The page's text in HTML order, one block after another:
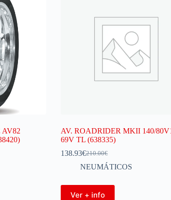
AV. ROADRIDER MKII 140/
69V TL (638335)
210.00€
138.93€
NEUMÁTICOS
Ver + info